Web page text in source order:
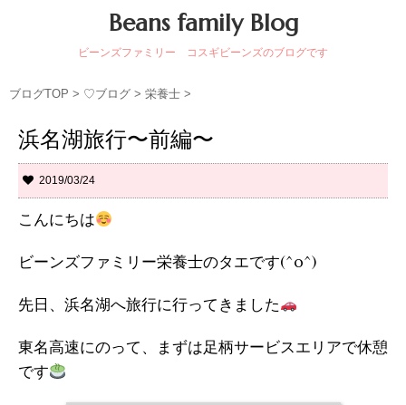
Beans family Blog
ビーンズファミリー コスギビーンズのブログです
ブログTOP > ♡ブログ > 栄養士 >
浜名湖旅行〜前編〜
2019/03/24
こんにちは
ビーンズファミリー栄養士のタエです(^o^)
先日、浜名湖へ旅行に行ってきました
東名高速にのって、まずは足柄サービスエリアで休憩
です